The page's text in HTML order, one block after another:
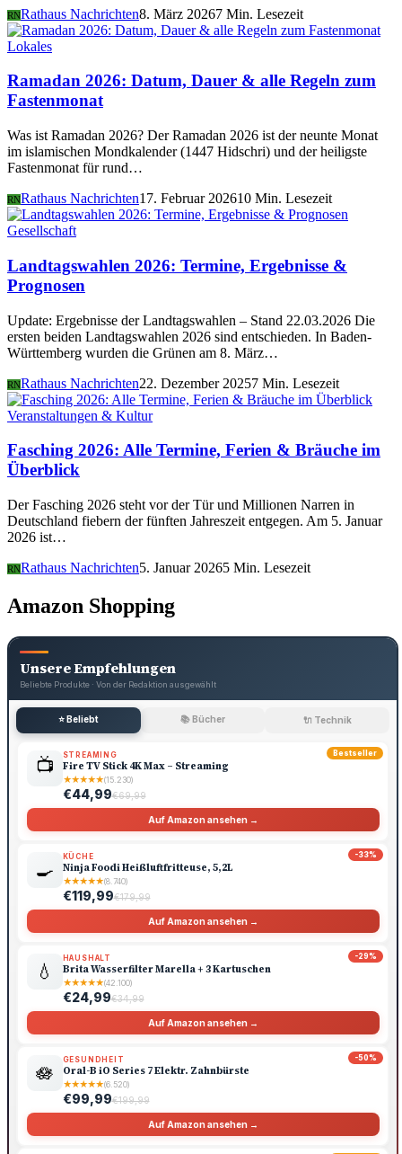
RNRathaus Nachrichten8. März 20267 Min. Lesezeit
Lokales
Ramadan 2026: Datum, Dauer & alle Regeln zum
Fastenmonat
Was ist Ramadan 2026? Der Ramadan 2026 ist der neunte Monat
im islamischen Mondkalender (1447 Hidschri) und der heiligste
Fastenmonat für rund…
RNRathaus Nachrichten17. Februar 202610 Min. Lesezeit
Gesellschaft
Landtagswahlen 2026: Termine, Ergebnisse &
Prognosen
Update: Ergebnisse der Landtagswahlen – Stand 22.03.2026 Die
ersten beiden Landtagswahlen 2026 sind entschieden. In Baden-
Württemberg wurden die Grünen am 8. März…
RNRathaus Nachrichten22. Dezember 20257 Min. Lesezeit
Veranstaltungen & Kultur
Fasching 2026: Alle Termine, Ferien & Bräuche im
Überblick
Der Fasching 2026 steht vor der Tür und Millionen Narren in
Deutschland fiebern der fünften Jahreszeit entgegen. Am 5. Januar
2026 ist…
RNRathaus Nachrichten5. Januar 20265 Min. Lesezeit
Amazon Shopping
Unsere Empfehlungen
Beliebte Produkte · Von der Redaktion ausgewählt
⭐ Beliebt 📚 Bücher 🔌 Technik
Bestseller
📺 STREAMING
Fire TV Stick 4K Max – Streaming
★★★★★(15.230)
€44,99€69,99
Auf Amazon ansehen →
-33%
🍳
KÜCHE
Ninja Foodi Heißluftfritteuse, 5,2L
★★★★★(8.740)
€119,99€179,99
Auf Amazon ansehen →
-29%
💧
HAUSHALT
Brita Wasserfilter Marella + 3 Kartuschen
★★★★★(42.100)
€24,99€34,99
Auf Amazon ansehen →
-50%
🪷
GESUNDHEIT
Oral-B iO Series 7 Elektr. Zahnbürste
★★★★★(6.520)
€99,99€199,99
Auf Amazon ansehen →